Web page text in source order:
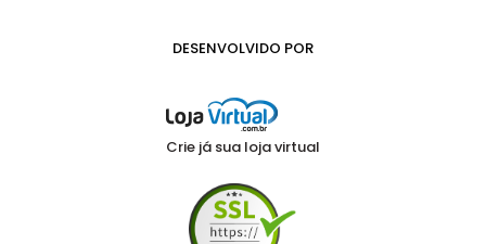
DESENVOLVIDO POR
Crie já sua loja virtual